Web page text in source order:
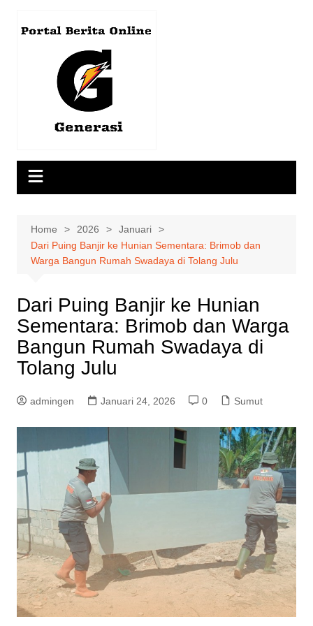
Home 2026
Januari
Dari Puing Banjir ke Hunian Sementara: Brimob dan
Warga Bangun Rumah Swadaya di Tolang Julu
Dari Puing Banjir ke Hunian
Sementara: Brimob dan Warga
Bangun Rumah Swadaya di
Tolang Julu
admingen Januari 24, 2026 0 Sumut